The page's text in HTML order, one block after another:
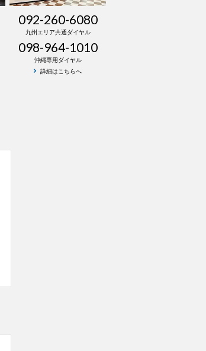
092-260-6080
九州エリア共通ダイヤル
098-964-1010
沖縄専用ダイヤル
詳細はこちらへ